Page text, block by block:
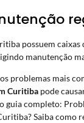
possuem caixas
manutenção
problemas mais
Curitiba pode
guia completo:
Saiba como